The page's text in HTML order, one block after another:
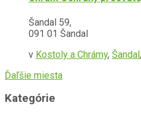
Šandal 59,
091 01 Šandal
v Kostoly a Chrámy, Šandal,
Ďaľšie miesta
Kategórie